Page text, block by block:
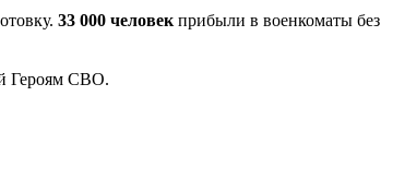
33 000 человекприбыли в военкоматы без
Героям СВО.